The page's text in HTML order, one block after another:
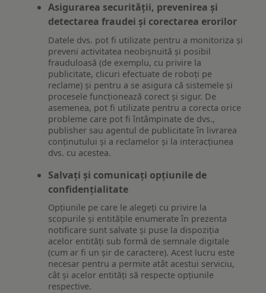
Asigurarea securității, prevenirea și
detectarea fraudei și corectarea erorilor
Datele dvs. pot fi utilizate pentru a monitoriza și
preveni activitatea neobișnuită și posibil
frauduloasă (de exemplu, cu privire la
publicitate, clicuri efectuate de roboți pe
reclame) și pentru a se asigura că sistemele și
procesele funcționează corect și sigur. De
asemenea, pot fi utilizate pentru a corecta orice
probleme care pot fi întâmpinate de dvs.,
publisher sau agentul de publicitate în livrarea
conținutului și a reclamelor și la interacțiunea
dvs. cu acestea.
Salvați și comunicați opțiunile de
confidențialitate
Opțiunile pe care le alegeți cu privire la
scopurile și entitățile enumerate în prezenta
notificare sunt salvate și puse la dispoziția
acelor entități sub formă de semnale digitale
(cum ar fi un șir de caractere). Acest lucru este
necesar pentru a permite atât acestui serviciu,
cât și acelor entități să respecte opțiunile
respective.